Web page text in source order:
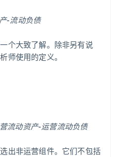
-流动负债
个大致了解。除非另有说
师使用的定义。
流动资产-运营流动负债
出非运营组件。它们不包括